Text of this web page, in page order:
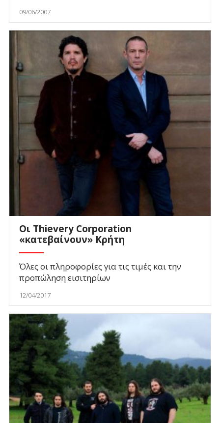
09/06/2007
Οι Thievery Corporation
«κατεβαίνουν» Κρήτη
Όλες οι πληροφορίες για τις τιμές και την
προπώληση εισιτηρίων
12/04/2017